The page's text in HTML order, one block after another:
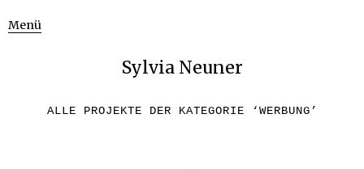
Menü
Sylvia Neuner
ALLE PROJEKTE DER KATEGORIE ‘WERBUNG’